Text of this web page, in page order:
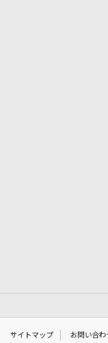
サイトマップ お問い合わ